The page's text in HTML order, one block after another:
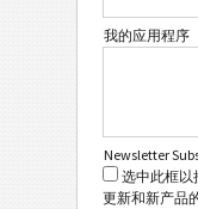
我的应用程序
Newsletter
选中此框以
更新和新产品